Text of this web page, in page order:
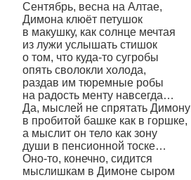
Сентябрь, весна на Алтае,
Димона клюёт петушок
в макушку, как солнце мечтая
из лужи услышать стишок
о том, что куда-то сугробы
опять сволокли холода,
раздав им тюремные робы
на радость менту навсегда…
Да, мыслей не спрятать Димону
в пробитой башке как в горшке,
а мыслит он тело как зону
души в пенсионной тоске…
Оно-то, конечно, сидится
мыслишкам в Димоне сыром